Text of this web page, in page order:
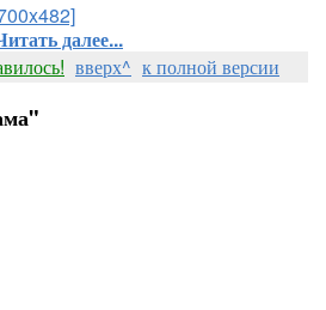
далее...
вверх^ к полной версии